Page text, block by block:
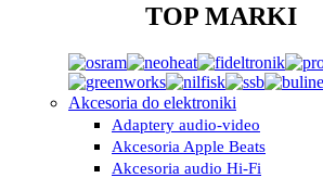
TOP MARKI
Akcesoria do elektroniki
Adaptery audio-video
Akcesoria Apple Beats
Akcesoria audio Hi-Fi